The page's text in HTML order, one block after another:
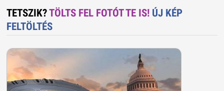
TETSZIK?TÖLTS FEL FOTÓT TE IS! ÚJ KÉP
FELTÖLTÉS